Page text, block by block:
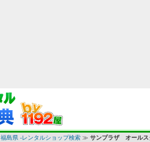
福島県 -レンタルショップ検索 ≫ サンプラザ オールス